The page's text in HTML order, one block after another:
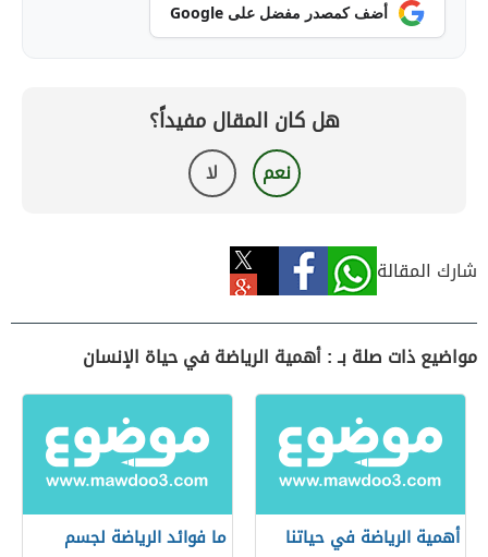
أضف كمصدر مفضل على Google
هل كان المقال مفيداً؟
نعم لا
شارك المقالة
مواضيع ذات صلة بـ : أهمية الرياضة في حياة الإنسان
أهمية الرياضة في حياتنا ما فوائد الرياضة لجسم